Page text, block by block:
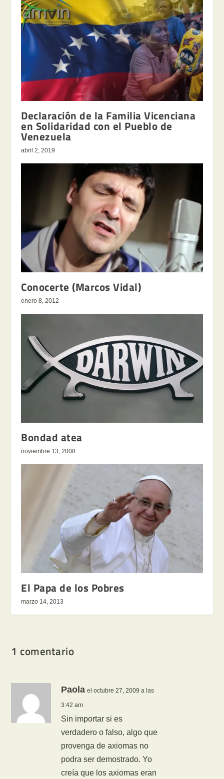
Declaración de la Familia Vicenciana
en Solidaridad con el Pueblo de
Venezuela
abril 2, 2019
Conocerte (Marcos Vidal)
enero 8, 2012
Bondad atea
noviembre 13, 2008
El Papa de los Pobres
marzo 14, 2013
1 comentario
Paola el octubre 27, 2009 a las
3:42 am
Sin importar si es
verdadero o falso, algo que
provenga de axiomas no
podra ser demostrado. Yo
creía que los axiomas eran